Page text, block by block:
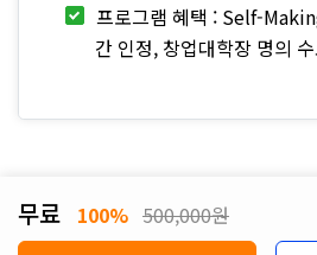
프로그램 혜택 : Self-
간 인정, 창업대학장 명의
무료 100% 500,000원